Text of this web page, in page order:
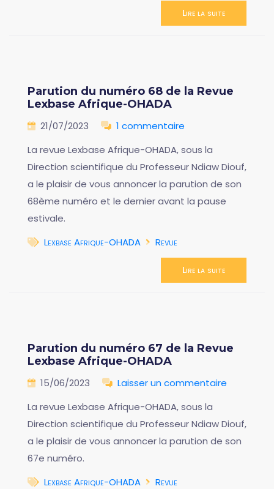
Lire la suite
Parution du numéro 68 de la Revue
Lexbase Afrique-OHADA
21/07/2023
1 commentaire
La revue Lexbase Afrique-OHADA, sous la
Direction scientifique du Professeur Ndiaw Diouf,
a le plaisir de vous annoncer la parution de son
68ème numéro et le dernier avant la pause
estivale.
Lexbase Afrique-OHADA
Revue
Lire la suite
Parution du numéro 67 de la Revue
Lexbase Afrique-OHADA
15/06/2023
Laisser un commentaire
La revue Lexbase Afrique-OHADA, sous la
Direction scientifique du Professeur Ndiaw Diouf,
a le plaisir de vous annoncer la parution de son
67e numéro.
Lexbase Afrique-OHADA
Revue